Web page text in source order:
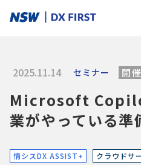
2025.11.14 セミナー 開
Microsoft
業がやっている準
情シスDX ASSIST+ クラウドサ